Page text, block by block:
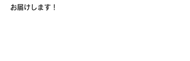
お届けします！